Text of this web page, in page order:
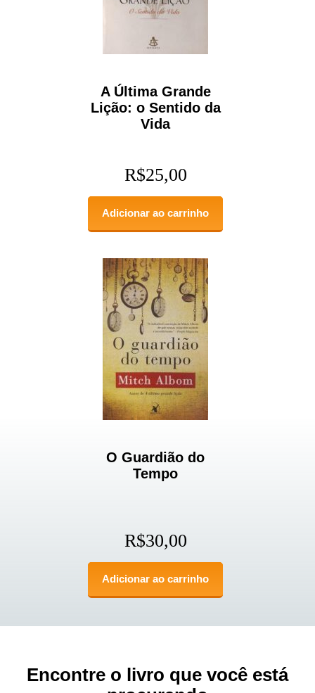
A Última Grande
Lição: o Sentido da
Vida
R$25,00
Adicionar ao carrinho
O Guardião do
Tempo
R$30,00
Adicionar ao carrinho
Encontre o livro que você está